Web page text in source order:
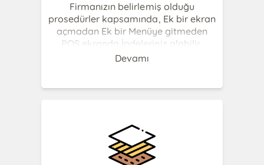
Firmanızın belirlemiş olduğu
prosedürler kapsamında, Ek bir ekran
açmadan Ek bir Menüye gitmeden
POS ekranda İadeleriniz alabilir,
Değişim yapabilirsiniz. Hatalı fişler
otomatik puan verebilirsiniz.
Devamı